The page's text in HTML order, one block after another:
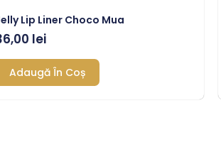
Lip Liner Choco Mua
lei
Adaugă În Coș